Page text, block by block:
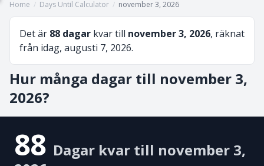
Home / Days Until Calculator / november 3, 2026
Det är 88 dagar kvar till november 3, 2026, räknat
från idag, augusti 7, 2026.
Hur många dagar till november 3,
2026?
88 Dagar kvar till november 3,